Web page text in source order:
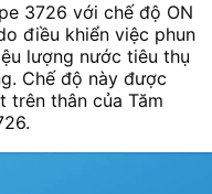
3726 với chế độ ON
điều khiển việc phun
lượng nước tiêu thụ
Chế độ này được
trên thân của Tăm